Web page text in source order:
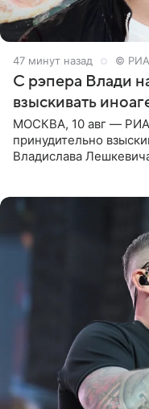
47 минут назад © РИА
С рэпера Влади
взыскивать
МОСКВА, 10 авг — РИА
принудительно
Владислава